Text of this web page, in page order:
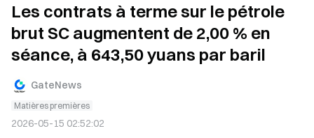
Les contrats à terme sur le pétrole
brut SC augmentent de 2,00 % en
séance, à 643,50 yuans par baril
GateNews
Matières premières
2026-05-15 02:52:02